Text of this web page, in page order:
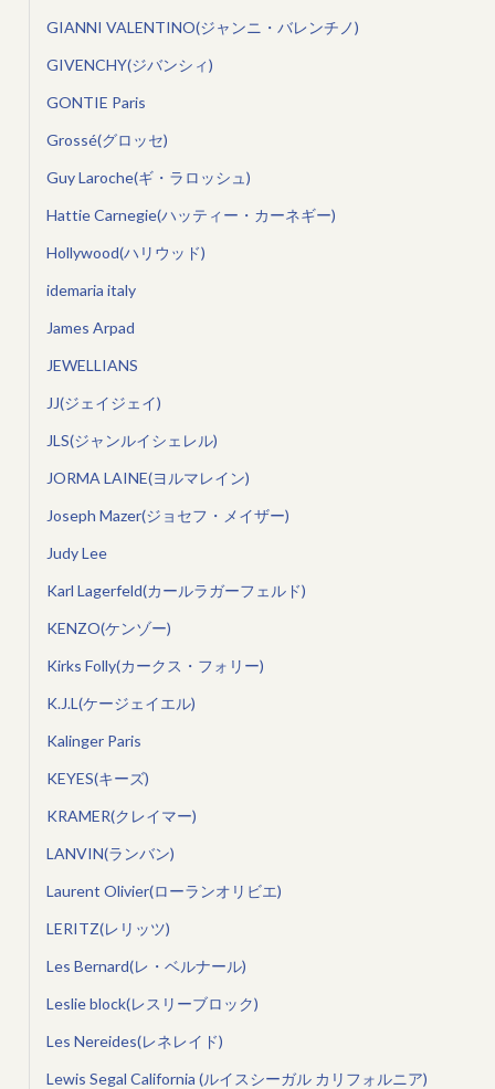
GIANNI VALENTINO(ジャンニ・バレンチノ)
GIVENCHY(ジバンシィ)
GONTIE Paris
Grossé(グロッセ)
Guy Laroche(ギ・ラロッシュ)
Hattie Carnegie(ハッティー・カーネギー)
Hollywood(ハリウッド)
idemaria italy
James Arpad
JEWELLIANS
JJ(ジェイジェイ)
JLS(ジャンルイシェレル)
JORMA LAINE(ヨルマレイン)
Joseph Mazer(ジョセフ・メイザー)
Judy Lee
Karl Lagerfeld(カールラガーフェルド)
KENZO(ケンゾー)
Kirks Folly(カークス・フォリー)
K.J.L(ケージェイエル)
Kalinger Paris
KEYES(キーズ)
KRAMER(クレイマー)
LANVIN(ランバン)
Laurent Olivier(ローランオリビエ)
LERITZ(レリッツ)
Les Bernard(レ・ベルナール)
Leslie block(レスリーブロック)
Les Nereides(レネレイド)
Lewis Segal California (ルイスシーガル カリフォルニア)